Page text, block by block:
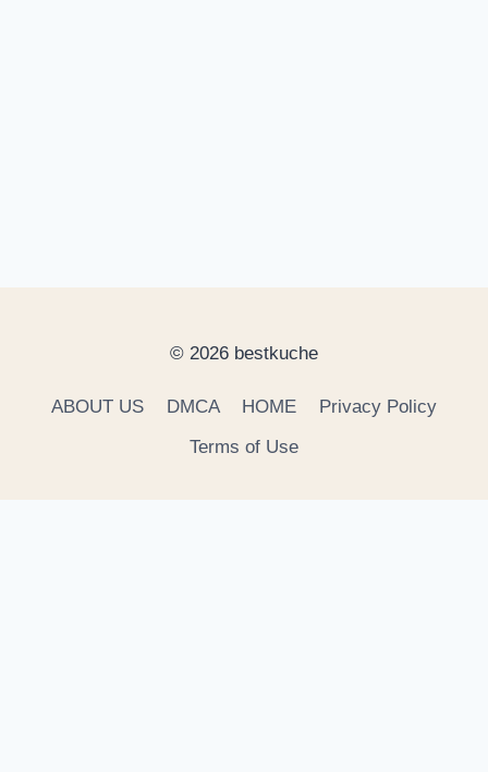
© 2026 bestkuche
ABOUT US DMCA HOME
Privacy Policy
Terms of Use